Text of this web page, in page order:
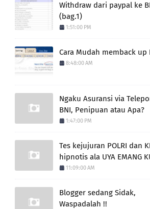
Withdraw dari paypal ke
(bag.1)
1:51:00 PM
Cara Mudah memback up
8:48:00 AM
Ngaku Asuransi via
BNI, Penipuan atau Apa?
1:47:00 PM
Tes kejujuran POLRI dan
hipnotis ala UYA EMANG
11:09:00 AM
Blogger sedang Sidak,
Waspadalah !!